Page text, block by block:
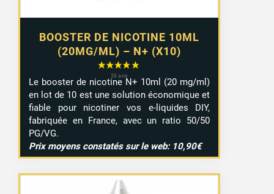
BOOSTER DE NICOTINE 10ML
(20MG/ML) – N+ (X10)
Le booster de nicotine N+ 10ml (20 mg/ml)
en lot de 10 est une solution économique et
fiable pour nicotiner vos e-liquides DIY,
fabriquée en France, avec un ratio 50/50
PG/VG.
Prix moyens constatés sur le web: 10,90€